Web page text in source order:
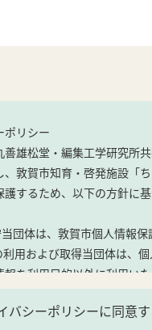
ポリシー
善雄松堂・編集工学研究所
、敦賀市知育・啓発施設「
護するため、以下の方針に
団体は、敦賀市個人情報
利用および取得当団体は、
報を利用目的以外に利用い
利用・イベント参加に関す
バシーポリシーに同意す